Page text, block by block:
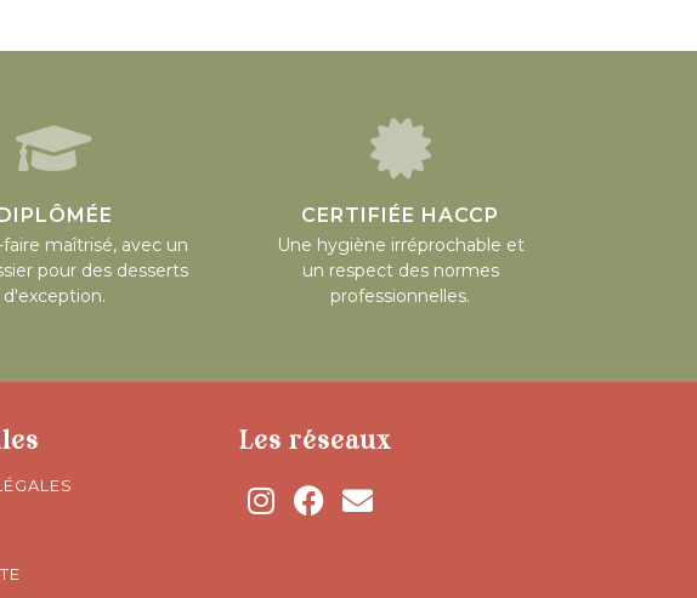
faire maîtrisé, avec un
pour des desserts
d'exception.
CERTIFIÉE HACCP
Une hygiène irréprochable et
un respect des normes
professionnelles.
Les réseaux